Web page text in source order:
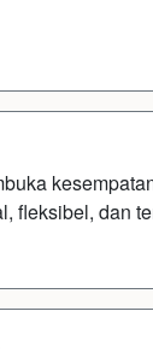
fleksibel, dan